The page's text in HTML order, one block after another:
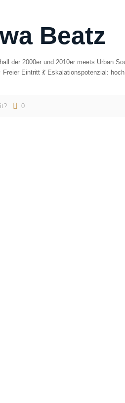
Beatz
der 2000er und 2010er meets Urban
Freier Eintritt 💃 Eskalationspotenzial:
0